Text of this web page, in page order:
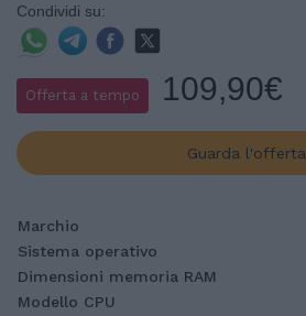
Condividi su:
Offerta a tempo 109,90€
Guarda l'offerta
Marchio
Sistema operativo
Dimensioni memoria RAM
Modello CPU